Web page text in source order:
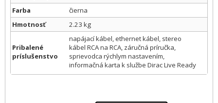
Farba
čierna
Hmotnosť
2.23 kg
Pribalené
príslušenstvo
napájací kábel, ethernet kábel, stereo
kábel RCA na RCA, záručná príručka,
sprievodca rýchlym nastavením,
informačná karta k službe Dirac Live Ready